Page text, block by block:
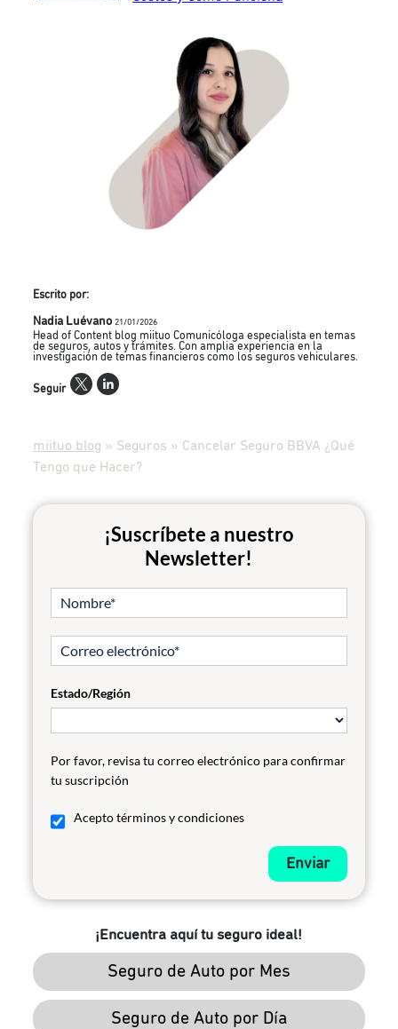
Escrito por:
Nadia Luévano 21/01/2026
Head of Content blog miituo Comunicóloga especialista en temas
de seguros, autos y trámites. Con amplia experiencia en la
investigación de temas financieros como los seguros vehiculares.
Seguir
miituo blog » Seguros » Cancelar Seguro BBVA ¿Qué
Tengo que Hacer?
¡Suscríbete a nuestro
Newsletter!
Estado/Región
Por favor, revisa tu correo electrónico para confirmar
tu suscripción
Acepto términos y condiciones
Enviar
¡Encuentra aquí tu seguro ideal!
Seguro de Auto por Mes
Seguro de Auto por Día